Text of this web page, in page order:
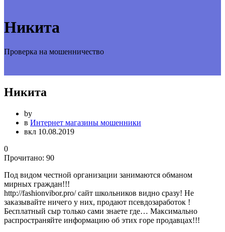
Никита
Проверка на мошенничество
Никита
by
в Интернет магазины мошенники
вкл 10.08.2019
0
Прочитано: 90
Под видом честной организации занимаются обманом
мирных граждан!!!
http://fashionvibor.pro/ сайт школьников видно сразу! Не
заказывайте ничего у них, продают псевдозаработок !
Бесплатный сыр только сами знаете где… Максимально
распространяйте информацию об этих горе продавцах!!!